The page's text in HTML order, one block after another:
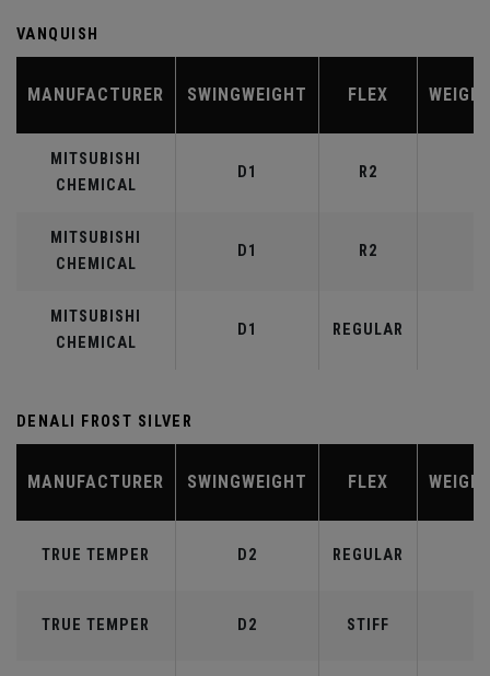
VANQUISH
MANUFACTURER SWINGWEIGHT FLEX
MITSUBISHI
CHEMICAL
D1 R2
MITSUBISHI
CHEMICAL
D1 R2
MITSUBISHI
CHEMICAL
D1 REGULAR
DENALI FROST SILVER
MANUFACTURER SWINGWEIGHT FLEX
TRUE TEMPER D2 REGULAR
TRUE TEMPER D2 STIFF